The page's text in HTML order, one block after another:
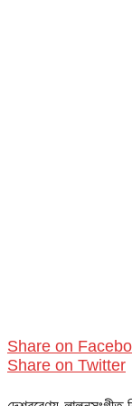
Share on
Share on Twitter